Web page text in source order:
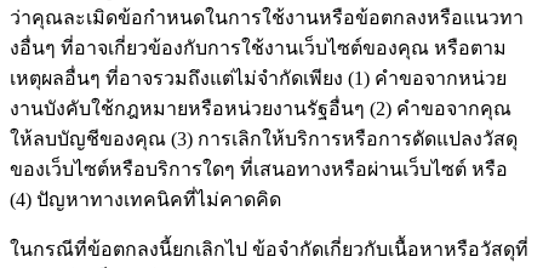
ว่าคุณละเมิดข้อกำหนดในการใช้งานหรือข้อตกลงหรือแนวทา
งอื่นๆ ที่อาจเกี่ยวข้องกับการใช้งานเว็บไซต์ของคุณ หรือตาม
เหตุผลอื่นๆ ที่อาจรวมถึงแต่ไม่จำกัดเพียง (1) คำขอจากหน่วย
งานบังคับใช้กฎหมายหรือหน่วยงานรัฐอื่นๆ (2) คำขอจากคุณ
ให้ลบบัญชีของคุณ (3) การเลิกให้บริการหรือการดัดแปลงวัสดุ
ของเว็บไซต์หรือบริการใดๆ ที่เสนอทางหรือผ่านเว็บไซต์ หรือ
(4) ปัญหาทางเทคนิคที่ไม่คาดคิด
ในกรณีที่ข้อตกลงนี้ยกเลิกไป ข้อจำกัดเกี่ยวกับเนื้อหาหรือวัสดุที่